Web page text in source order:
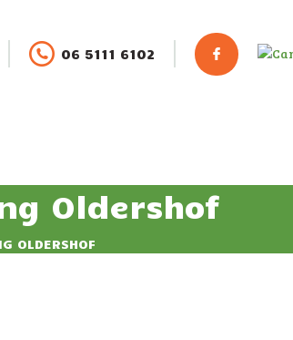
06 5111 6102
Oldershof
OLDERSHOF